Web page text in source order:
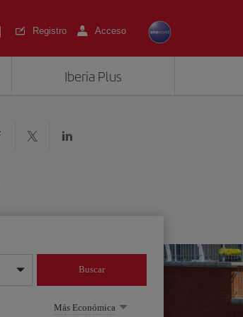
Registro Acceso
Iberia Plus
Buscar
Más Económica